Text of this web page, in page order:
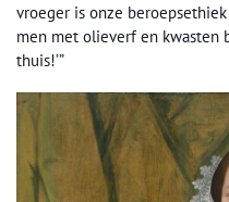
vroeger is onze
men met olieverf en kwasten
thuis!’”